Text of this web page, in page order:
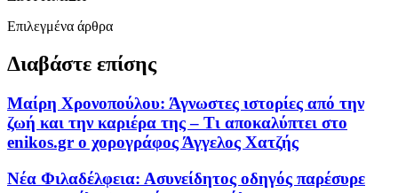
Επιλεγμένα άρθρα
Διαβάστε επίσης
Μαίρη Χρονοπούλου: Άγνωστες ιστορίες από την
ζωή και την καριέρα της – Τι αποκαλύπτει στο
enikos.gr o χορογράφος Άγγελος Χατζής
Νέα Φιλαδέλφεια: Ασυνείδητος οδηγός παρέσυρε